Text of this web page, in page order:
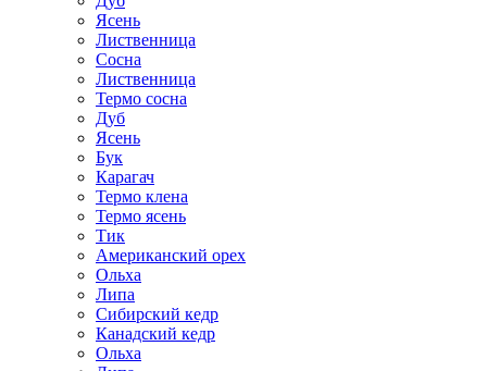
Ясень
Лиственница
Сосна
Лиственница
Термо сосна
Дуб
Ясень
Бук
Карагач
Термо клена
Термо ясень
Тик
Американский орех
Ольха
Липа
Сибирский кедр
Канадский кедр
Ольха